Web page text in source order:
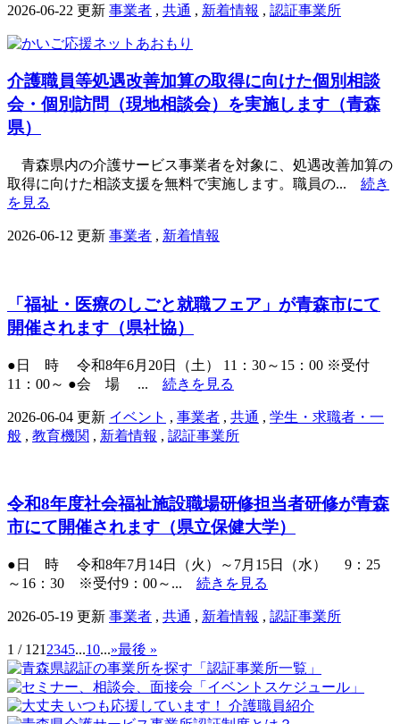
2026-06-22 更新 事業者 , 共通 , 新着情報 , 認証事業所
介護職員等処遇改善加算の取得に向けた個別相談
会・個別訪問（現地相談会）を実施します（青森
県）
青森県内の介護サービス事業者を対象に、処遇改善加算の
取得に向けた相談支援を無料で実施します。職員の... 続き
を見る
2026-06-12 更新 事業者 , 新着情報
「福祉・医療のしごと就職フェア」が青森市にて
開催されます（県社協）
●日 時 令和8年6月20日（土） 11：30～15：00 ※受付
11：00～ ●会 場 ... 続きを見る
2026-06-04 更新 イベント , 事業者 , 共通 , 学生・求職者・一
般 , 教育機関 , 新着情報 , 認証事業所
令和8年度社会福祉施設職場研修担当者研修が青森
市にて開催されます（県立保健大学）
●日 時 令和8年7月14日（火）～7月15日（水） 9：25
～16：30 ※受付9：00～... 続きを見る
2026-05-19 更新 事業者 , 共通 , 新着情報 , 認証事業所
1 / 121 2345...10...»最後 »